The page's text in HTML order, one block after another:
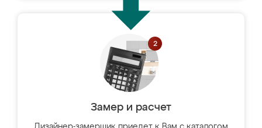
Замер и расчет